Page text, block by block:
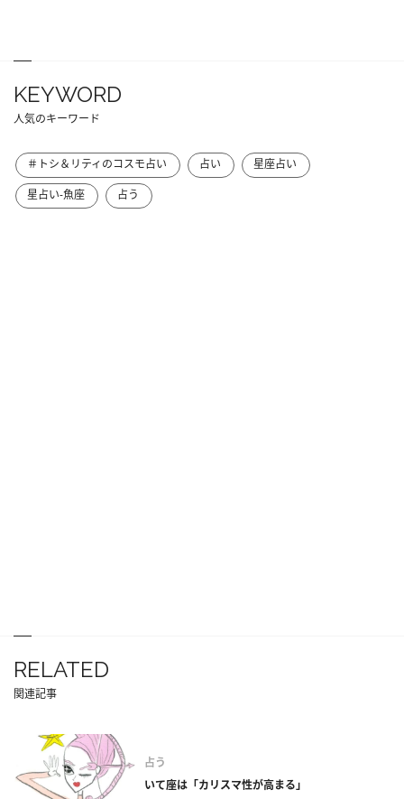
KEYWORD
人気のキーワード
＃トシ＆リティのコスモ占い 占い
星座占い
星占い-魚座
占う
RELATED
関連記事
占う
いて座は「カリスマ性が高まる」